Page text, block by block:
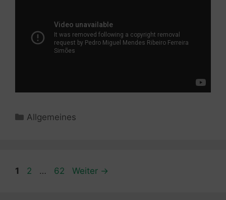
Kategorien
Allgemeines
Seite
1 Seite
2 … Seite
62 Weiter →